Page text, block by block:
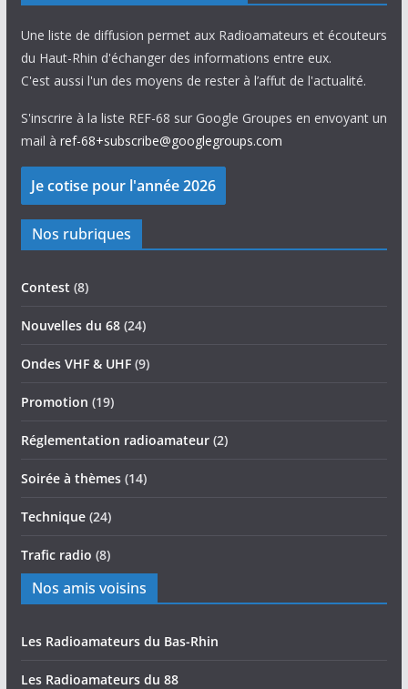
Une liste de diffusion permet aux Radioamateurs et écouteurs
du Haut-Rhin d'échanger des informations entre eux.
C'est aussi l'un des moyens de rester à l’affut de l'actualité.
S'inscrire à la liste REF-68 sur Google Groupes en envoyant un
mail à ref-68+subscribe@googlegroups.com
Nos rubriques
Contest (8)
Nouvelles du 68(24)
Ondes VHF & UHF(9)
Promotion (19)
Réglementation radioamateur(2)
Soirée à thèmes(14)
Technique(24)
Trafic radio (8)
Nos amis voisins
Les Radioamateurs du Bas-Rhin
Les Radioamateurs du 88